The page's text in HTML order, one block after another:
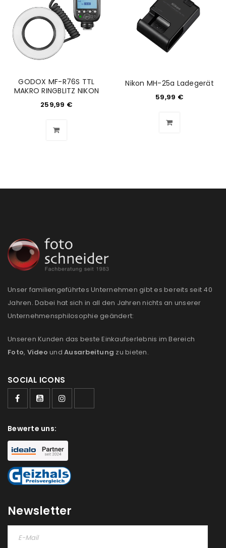
Anmeldeformular geschützt durchWP Captcha
ANMELDEN
PASSWORT VERGESSEN?
Please select all the ways you would like to hear from
us
Ich stimme zu
Ja, ich möchte ein Kundenkonto eröffnen und
REGISTRIEREN
GODOX MF-R76S TTL
MAKRO RINGBLITZ NIKON
259,99 €
Nikon MH-25a Ladegerät
59,99 €
Unser familiengeführtes Unternehmen gibt es bereits seit 40
Jahren. Dabei hat sich in all den Jahren nichts an unserer
Unternehmensphilosophie geändert:
Unseren Kunden das beste Einkaufserlebnis im Bereich
Foto, Video und Ausarbeitung zu bieten.
SOCIAL ICONS
Bewerte uns:
Newsletter